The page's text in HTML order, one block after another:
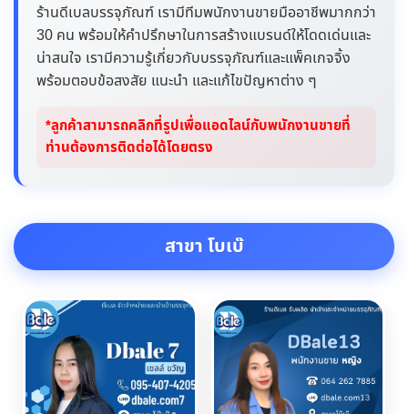
ร้านดีเบลบรรจุภัณฑ์ เรามีทีมพนักงานขายมืออาชีพมากกว่า
30 คน พร้อมให้คำปรึกษาในการสร้างแบรนด์ให้โดดเด่นและ
น่าสนใจ เรามีความรู้เกี่ยวกับบรรจุภัณฑ์และแพ็คเกจจิ้ง
พร้อมตอบข้อสงสัย แนะนำ และแก้ไขปัญหาต่าง ๆ
*ลูกค้าสามารถคลิกที่รูปเพื่อแอดไลน์กับพนักงานขายที่
ท่านต้องการติดต่อได้โดยตรง
สาขา โบเบ๊